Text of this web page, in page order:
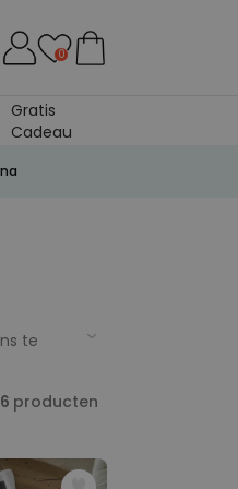
0
Gratis
Cadeau
te
producten